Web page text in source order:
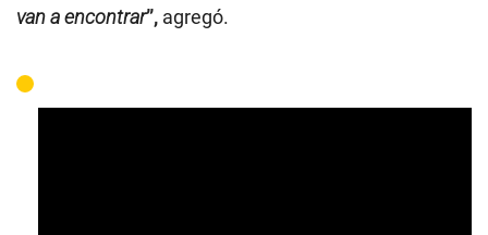
van a encontrar”, agregó.